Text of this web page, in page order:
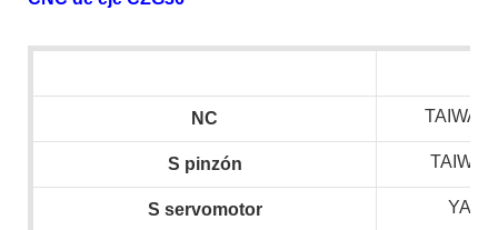
NC TAIWAN
S pinzón
S servomotor